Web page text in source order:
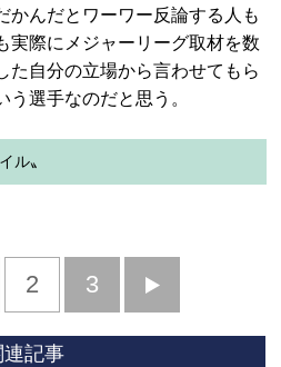
かんだとワーワー反論する人も
実際にメジャーリーグ取材を数
た自分の立場から言わせてもら
う選手なのだと思う。
ル〟
2 3
へ
記事